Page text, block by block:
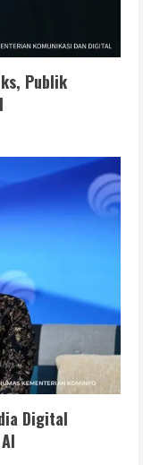
Publik
Digital